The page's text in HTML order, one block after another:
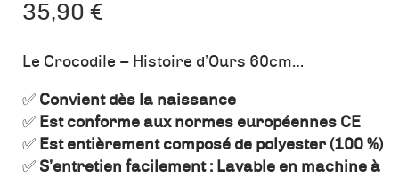
35,90 €
Le Crocodile – Histoire d’Ours 60cm…
✅ Convient dès la naissance
✅ Est conforme aux normes européennes CE
✅ Est entièrement composé de polyester (100 %)
✅ S’entretien facilement : Lavable en machine à